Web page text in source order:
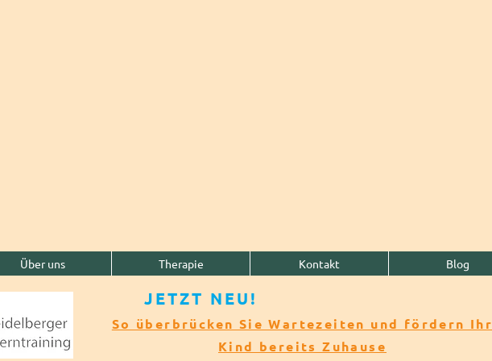
Über uns Therapie Kontakt Blog
JETZT NEU!​​
So überbrücken Sie Wartezeiten und fördern Ihr
Kind bereits Zuhause